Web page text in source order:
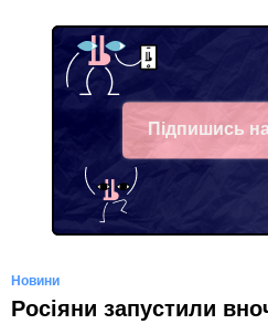
Підпишись
Telegram
Новини
Росіяни запустили